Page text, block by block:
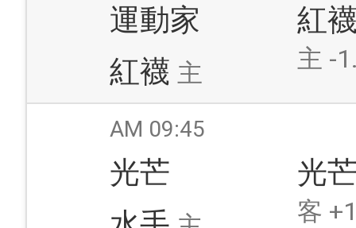
運動家
紅襪 主
紅
主 -
AM 09:45
光芒
光
客